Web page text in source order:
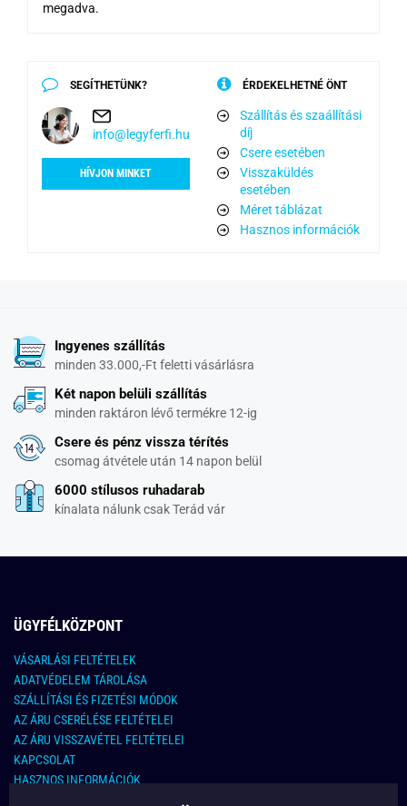
megadva.
SEGÍTHETÜNK?
info@legyferfi.hu
HÍVJON MINKET
ÉRDEKELHETNÉ ÖNT
Szállítás és szaállítási
díj
Csere esetében
Visszaküldés
esetében
Méret táblázat
Hasznos információk
Ingyenes szállítás
minden 33.000,-Ft feletti vásárlásra
Két napon belüli szállítás
minden raktáron lévő termékre 12-ig
Csere és pénz vissza térítés
csomag átvétele után 14 napon belül
6000 stílusos ruhadarab
kínalata nálunk csak Terád vár
ÜGYFÉLKÖZPONT
VÁSARLÁSI FELTÉTELEK
ADATVÉDELEM TÁROLÁSA
SZÁLLÍTÁSI ÉS FIZETÉSI MÓDOK
AZ ÁRU CSERÉLÉSE FELTÉTELEI
AZ ÁRU VISSZAVÉTEL FELTÉTELEI
KAPCSOLAT
HASZNOS INFORMÁCIÓK